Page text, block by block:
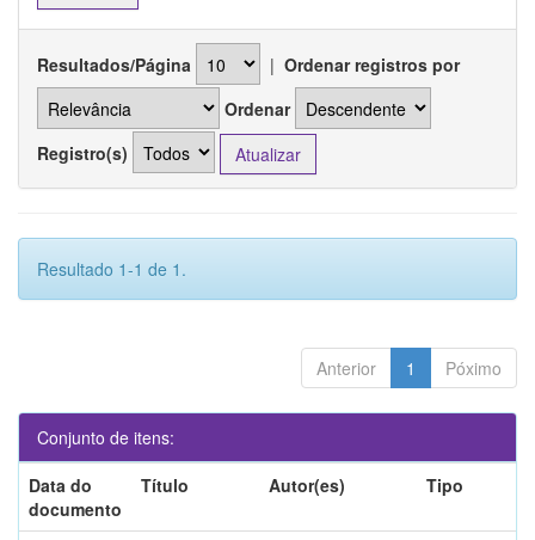
Resultados/Página | Ordenar registros por
Ordenar
Registro(s)
Resultado 1-1 de 1.
Anterior 1 Póximo
Conjunto de itens:
Data do
documento
Título Autor(es) Tipo